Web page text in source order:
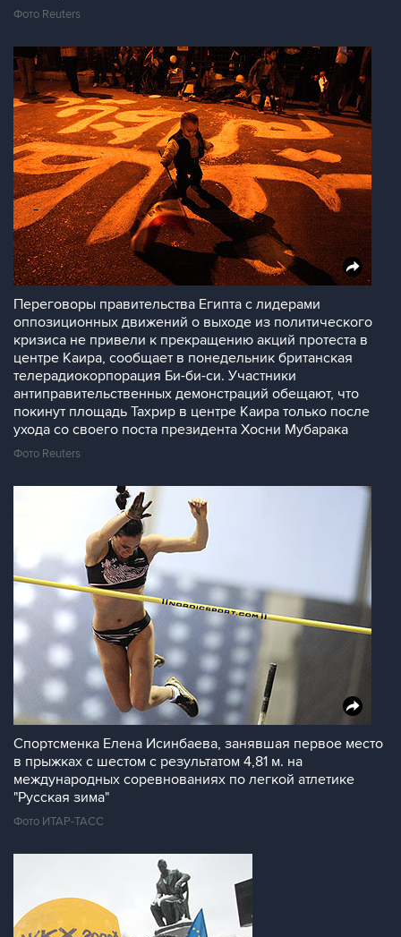
Фото Reuters
Переговоры правительства Египта с лидерами
оппозиционных движений о выходе из политического
кризиса не привели к прекращению акций протеста в
центре Каира, сообщает в понедельник британская
телерадиокорпорация Би-би-си. Участники
антиправительственных демонстраций обещают, что
покинут площадь Тахрир в центре Каира только после
ухода со своего поста президента Хосни Мубарака
Фото Reuters
Спортсменка Елена Исинбаева, занявшая первое место
в прыжках с шестом с результатом 4,81 м. на
международных соревнованиях по легкой атлетике
"Русская зима"
Фото ИТАР-ТАСС